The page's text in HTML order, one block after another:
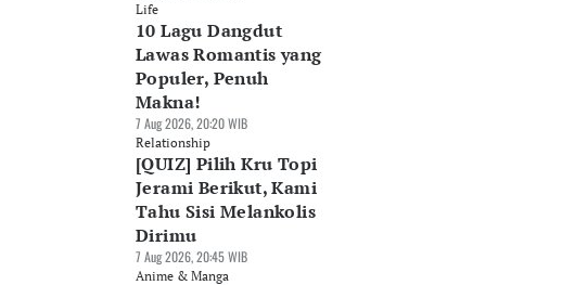
Life
10 Lagu Dangdut
Lawas Romantis yang
Populer, Penuh
Makna!
7 Aug 2026, 20:20 WIB
Relationship
[QUIZ] Pilih Kru Topi
Jerami Berikut, Kami
Tahu Sisi Melankolis
Dirimu
7 Aug 2026, 20:45 WIB
Anime & Manga